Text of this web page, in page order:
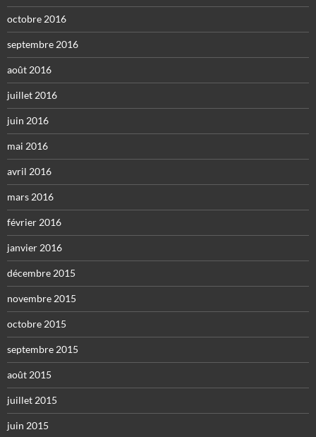
octobre 2016
septembre 2016
août 2016
juillet 2016
juin 2016
mai 2016
avril 2016
mars 2016
février 2016
janvier 2016
décembre 2015
novembre 2015
octobre 2015
septembre 2015
août 2015
juillet 2015
juin 2015